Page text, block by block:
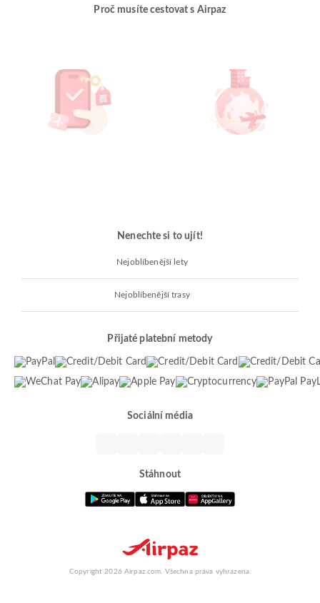
Proč musíte cestovat s Airpaz
Nenechte si to ujít!
Nejoblíbenější lety
Nejoblíbenější trasy
Přijaté platební metody
Sociální média
Stáhnout
Copyright 2026 Airpaz.com. Všechna práva vyhrazena.